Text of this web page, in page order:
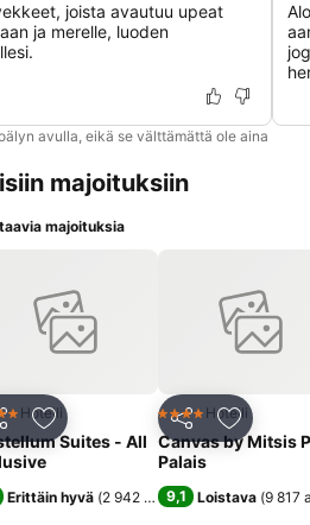
joista avautuu upeat
ja merelle, luoden
avulla, eikä se välttämättä ole aina
majoituksiin
majoituksia
Lisää suosikkeihin
Hotelli
Suites - All
Erittäin hyvä (2 942 arviota )
Jaa Lisää
4 Tähtiluokitus
Hotelli
Canvas by Mitsis
Palais
9,1 Loistava (9 817